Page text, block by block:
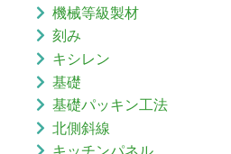
機械等級製材
刻み
キシレン
基礎
基礎パッキン工法
北側斜線